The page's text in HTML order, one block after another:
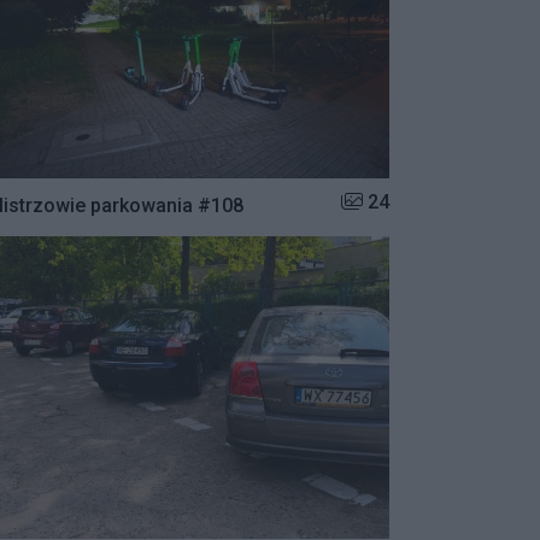
parkowania #108 Liczba zdjęć w galerii:
24